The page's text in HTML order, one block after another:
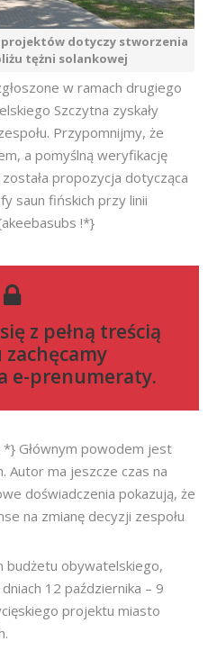
projektów dotyczy stworzenia
tężni solankowej
w ramach drugiego
Szczytna zyskały
Przypomnijmy, że
a pomyślną weryfikację
propozycja dotycząca
saun fińskich przy linii
!*}
z pełną treścią
zachęcamy
e-prenumeraty.
Głównym powodem jest
Autor ma jeszcze czas na
doświadczenia pokazują, że
na zmianę decyzji zespołu
budżetu obywatelskiego,
12 października – 9
projektu miasto